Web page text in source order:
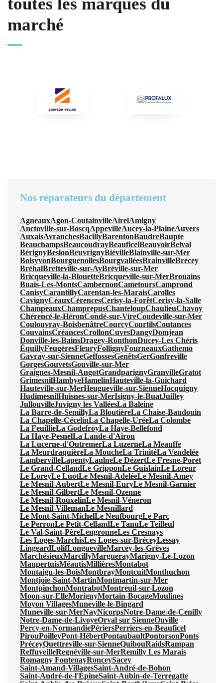
marché
Nos réparateurs du département
AgneauxAgon-CoutainvilleAirelAmigny
Anctoville-sur-BoscqAppevilleAucey-la-PlaineAuvers
AuxaisAvranchesBacillyBarentonBaudreBaupte
BeauchampsBeaucoudrayBeauficelBeauvoirBelval
BérignyBeslonBeuvrignyBiévilleBlainville-sur-Mer
BoisyvonBourguenollesBourgvalléesBrainvilleBrécey
BréhalBretteville-sur-AyBréville-sur-Mer
Bricqueville-la-BlouetteBricqueville-sur-MerBrouains
Buais-Les-MontsCambernonCametoursCamprond
CanisyCarantillyCarentan-les-MaraisCarolles
CavignyCéauxCérencesCerisy-la-ForêtCerisy-la-Salle
ChampeauxChamprepusChanteloupChaulieuChavoy
Chérencé-le-HéronCondé-sur-VireCoudeville-sur-Mer
Coulouvray-BoisbenâtreCourcyCourtilsCoutances
CouvainsCréancesCrollonCuvesDangyDomjean
Donville-les-BainsDragey-RonthonDucey-Les Chéris
ÉquillyFeugèresFleuryFollignyFourneauxGathemo
Gavray-sur-SienneGeffossesGenêtsGerGonfreville
GorgesGouvetsGouville-sur-Mer
Graignes-Mesnil-AngotGrandparignyGranvilleGratot
GrimesnilHambyeHamelinHauteville-la-Guichard
Hauteville-sur-MerHeugueville-sur-SienneHocquigny
HudimesnilHuisnes-sur-MerIsigny-le-BuatJuilley
JullouvilleJuvigny les ValléesLa Baleine
La Barre-de-SemillyLa BloutièreLa Chaise-Baudouin
La Chapelle-CécelinLa Chapelle-UréeLa Colombe
La FeuillieLa GodefroyLa Haye-Bellefond
La Haye-PesnelLa Lande-d'Airou
La Lucerne-d'OutremerLa LuzerneLa Meauffe
La MeurdraquièreLa MoucheLa TrinitéLa Vendelée
LambervilleLapentyLaulneLe DézertLe Fresne-Poret
Le Grand-CellandLe GripponLe GuislainLe Loreur
Le LoreyLe LuotLe Mesnil-AdeléeLe Mesnil-Amey
Le Mesnil-AubertLe Mesnil-EuryLe Mesnil-Garnier
Le Mesnil-GilbertLe Mesnil-Ozenne
Le Mesnil-RouxelinLe Mesnil-Véneron
Le Mesnil-VillemanLe Mesnillard
Le Mont-Saint-MichelLe NeufbourgLe Parc
Le PerronLe Petit-CellandLe TanuLe Teilleul
Le Val-Saint-PèreLengronneLes Cresnays
Les Loges-MarchisLes Loges-sur-BréceyLessay
LingeardLolifLonguevilleMarcey-les-Grèves
MarchésieuxMarcillyMarguerayMarigny-Le-Lozon
MaupertuisMéautisMillièresMontabot
Montaigu-les-BoisMontbrayMontcuitMonthuchon
Montjoie-Saint-MartinMontmartin-sur-Mer
MontpinchonMontrabotMontreuil-sur-Lozon
Moon-sur-ElleMorignyMortain-BocageMoulines
Moyon VillagesMuneville-le-Bingard
Muneville-sur-MerNayNicorpsNotre-Dame-de-Cenilly
Notre-Dame-de-LivoyeOrval sur SienneOuville
Percy-en-NormandiePériersPerriers-en-Beauficel
PirouPoilleyPont-HébertPontaubaultPontorsonPonts
PréceyQuettreville-sur-SienneQuibouRaidsRampan
ReffuveilleRegnéville-sur-MerRemilly Les Marais
Romagny FontenayRonceySacey
Saint-Amand-VillagesSaint-André-de-Bohon
Saint-André-de-l'ÉpineSaint-Aubin-de-Terregatte